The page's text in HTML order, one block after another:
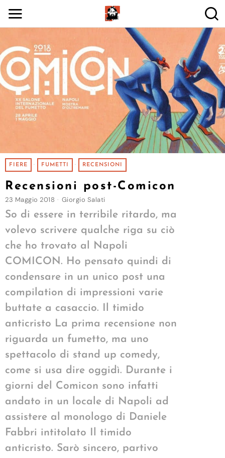
FIERE · FUMETTI · RECENSIONI
Recensioni post-Comicon
23 Maggio 2018 Giorgio Salati
So di essere in terribile ritardo, ma
volevo scrivere qualche riga su ciò
che ho trovato al Napoli
COMICON. Ho pensato quindi di
condensare in un unico post una
compilation di impressioni varie
buttate a casaccio. Il timido
anticristo La prima recensione non
riguarda un fumetto, ma uno
spettacolo di stand up comedy,
come si usa dire oggidì. Durante i
giorni del Comicon sono infatti
andato in un locale di Napoli ad
assistere al monologo di Daniele
Fabbri intitolato Il timido
anticristo. Sarò sincero, partivo